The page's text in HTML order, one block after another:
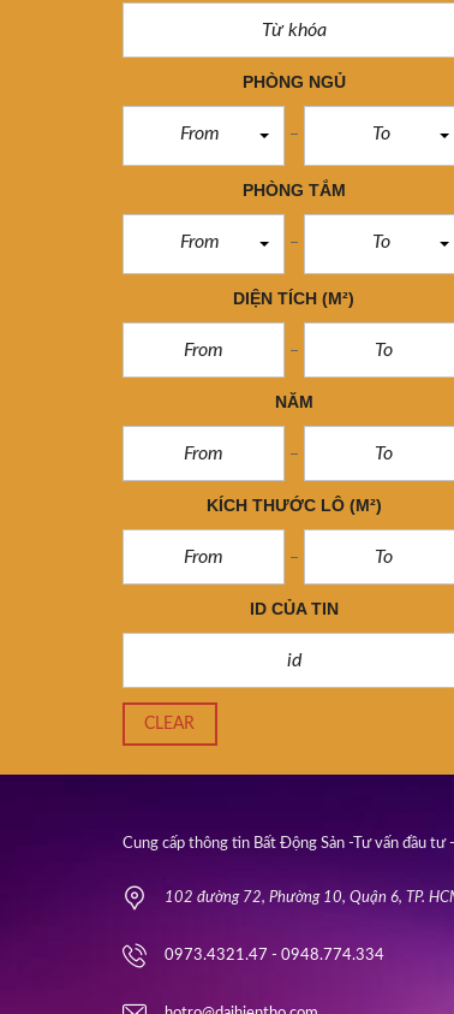
PHÒNG NGỦ
From To
PHÒNG TẮM
From To
DIỆN TÍCH (M²)
NĂM
KÍCH THƯỚC LÔ (M²)
ID CỦA TIN
CLEAR
Cung cấp thông tin Bất Động Sản -Tư vấn đầu
102 đường 72, Phường 10, Quận 6, TP.
0973.4321.47 - 0948.774.334